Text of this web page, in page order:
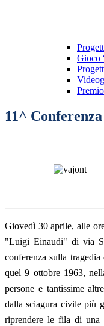
Gioco
11^
Giovedì 30 aprile, alle
"Luigi Einaudi" di via
conferenza sulla
quel 9 ottobre 1963,
persone e tantissime
dalla sciagura civile più
riprendere le fila di una